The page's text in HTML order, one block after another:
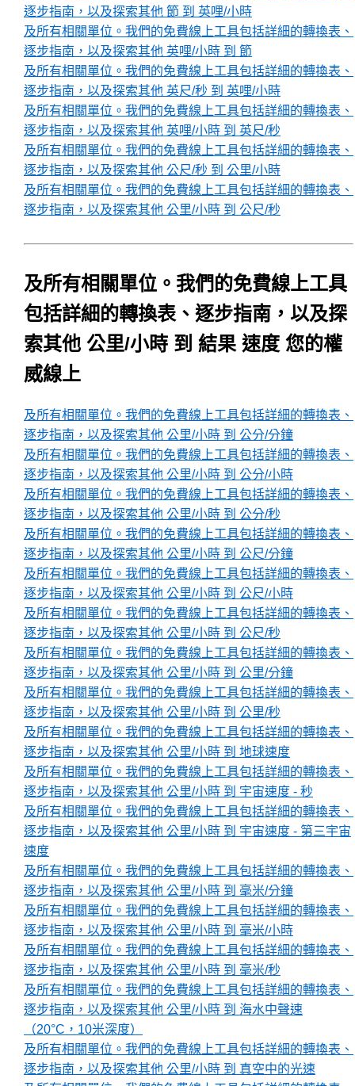
逐步指南，以及探索其他 節 到 英哩/小時
及所有相關單位。我們的免費線上工具包括詳細的轉換表、
逐步指南，以及探索其他 英哩/小時 到 節
及所有相關單位。我們的免費線上工具包括詳細的轉換表、
逐步指南，以及探索其他 英尺/秒 到 英哩/小時
及所有相關單位。我們的免費線上工具包括詳細的轉換表、
逐步指南，以及探索其他 英哩/小時 到 英尺/秒
及所有相關單位。我們的免費線上工具包括詳細的轉換表、
逐步指南，以及探索其他 公尺/秒 到 公里/小時
及所有相關單位。我們的免費線上工具包括詳細的轉換表、
逐步指南，以及探索其他 公里/小時 到 公尺/秒
及所有相關單位。我們的免費線上工具
包括詳細的轉換表、逐步指南，以及探
索其他 公里/小時 到 結果 速度 您的權
威線上
及所有相關單位。我們的免費線上工具包括詳細的轉換表、
逐步指南，以及探索其他 公里/小時 到 公分/分鐘
及所有相關單位。我們的免費線上工具包括詳細的轉換表、
逐步指南，以及探索其他 公里/小時 到 公分/小時
及所有相關單位。我們的免費線上工具包括詳細的轉換表、
逐步指南，以及探索其他 公里/小時 到 公分/秒
及所有相關單位。我們的免費線上工具包括詳細的轉換表、
逐步指南，以及探索其他 公里/小時 到 公尺/分鐘
及所有相關單位。我們的免費線上工具包括詳細的轉換表、
逐步指南，以及探索其他 公里/小時 到 公尺/小時
及所有相關單位。我們的免費線上工具包括詳細的轉換表、
逐步指南，以及探索其他 公里/小時 到 公尺/秒
及所有相關單位。我們的免費線上工具包括詳細的轉換表、
逐步指南，以及探索其他 公里/小時 到 公里/分鐘
及所有相關單位。我們的免費線上工具包括詳細的轉換表、
逐步指南，以及探索其他 公里/小時 到 公里/秒
及所有相關單位。我們的免費線上工具包括詳細的轉換表、
逐步指南，以及探索其他 公里/小時 到 地球速度
及所有相關單位。我們的免費線上工具包括詳細的轉換表、
逐步指南，以及探索其他 公里/小時 到 宇宙速度 - 秒
及所有相關單位。我們的免費線上工具包括詳細的轉換表、
逐步指南，以及探索其他 公里/小時 到 宇宙速度 - 第三宇宙
速度
及所有相關單位。我們的免費線上工具包括詳細的轉換表、
逐步指南，以及探索其他 公里/小時 到 毫米/分鐘
及所有相關單位。我們的免費線上工具包括詳細的轉換表、
逐步指南，以及探索其他 公里/小時 到 毫米/小時
及所有相關單位。我們的免費線上工具包括詳細的轉換表、
逐步指南，以及探索其他 公里/小時 到 毫米/秒
及所有相關單位。我們的免費線上工具包括詳細的轉換表、
逐步指南，以及探索其他 公里/小時 到 海水中聲速
（20°C，10米深度）
及所有相關單位。我們的免費線上工具包括詳細的轉換表、
逐步指南，以及探索其他 公里/小時 到 真空中的光速